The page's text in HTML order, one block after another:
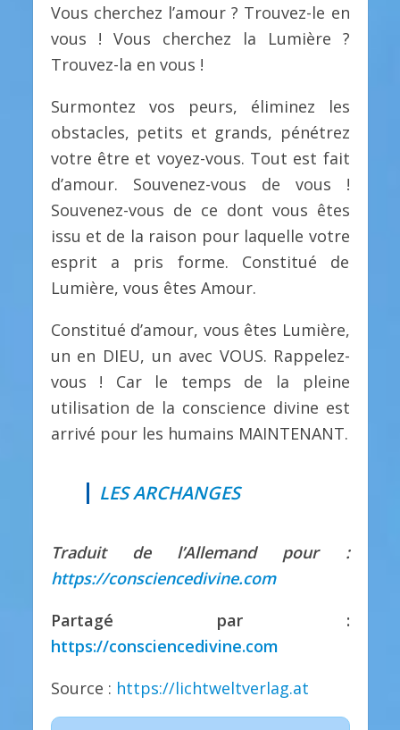
Vous cherchez l’amour ? Trouvez-le en
vous ! Vous cherchez la Lumière ?
Trouvez-la en vous !
Surmontez vos peurs, éliminez les
obstacles, petits et grands, pénétrez
votre être et voyez-vous. Tout est fait
d’amour. Souvenez-vous de vous !
Souvenez-vous de ce dont vous êtes
issu et de la raison pour laquelle votre
esprit a pris forme. Constitué de
Lumière, vous êtes Amour.
Constitué d’amour, vous êtes Lumière,
un en DIEU, un avec VOUS. Rappelez-
vous ! Car le temps de la pleine
utilisation de la conscience divine est
arrivé pour les humains MAINTENANT.
LES ARCHANGES
Traduit de l’Allemand pour :
https://consciencedivine.com
Partagé par :
https://consciencedivine.com
Source : https://lichtweltverlag.at